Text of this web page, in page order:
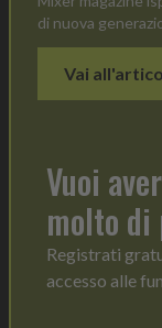
di nuova
Vai
Vuoi
molto di
Registrati
accesso alle